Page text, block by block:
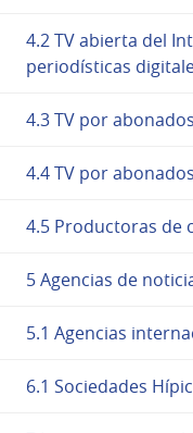
4.2 TV abierta del
periodísticas
4.3 TV por
4.4 TV por
4.5 Productoras de
5 Agencias de
5.1 Agencias
6.1 Sociedades